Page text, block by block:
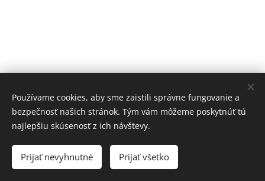
Vytvorené službouWebnode
Používame cookies, aby sme zaistili správne fungovanie a
bezpečnosť našich stránok. Tým vám môžeme poskytnúť tú
najlepšiu skúsenosť z ich návštevy.
Prijať nevyhnutné Prijať všetko